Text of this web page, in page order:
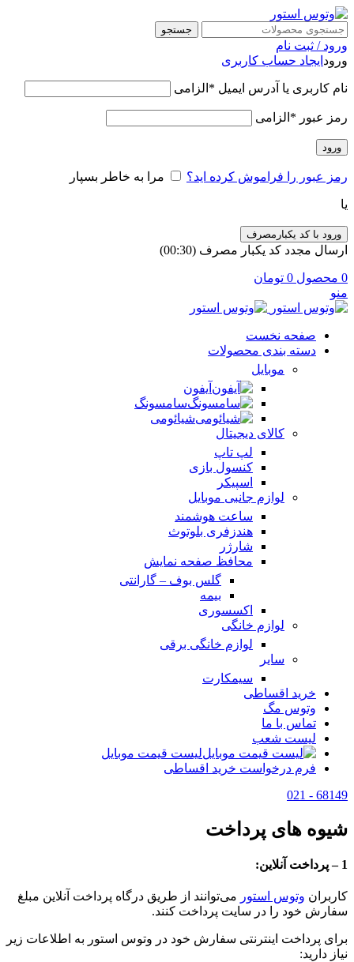
جستجو
ورود / ثبت نام
ورود ایجاد حساب کاربری
نام کاربری یا آدرس ایمیل * الزامی
رمز عبور * الزامی
ورود
رمز عبور را فراموش کرده اید؟ مرا به خاطر بسپار
یا
ورود با کد یکبارمصرف
ارسال مجدد کد یکبار مصرف (00:
30
)
0 محصول 0 تومان
منو
صفحه نخست
دسته بندی محصولات
موبایل
آیفون
سامسونگ
شیائومی
کالای دیجیتال
لپ تاپ
کنسول بازی
اسپیکر
لوازم جانبی موبایل
ساعت هوشمند
هندزفری بلوتوث
شارژر
محافظ صفحه نمایش
گلس بوف – گارانتی
بیمه
اکسسوری
لوازم خانگی
لوازم خانگی برقی
سایر
سیمکارت
خرید اقساطی
وتوس مگ
تماس با ما
لیست شعب
لیست قیمت موبایل
فرم درخواست خرید اقساطی
68149 - 021
شیوه های پرداخت
1 – پرداخت آنلاین:
کاربران وتوس استور می‌توانند از طریق درگاه پرداخت آنلاین مبلغ
سفارش خود را در سایت پرداخت کنند.
برای پرداخت اینترنتی سفارش خود در وتوس استور به اطلاعات زیر
نیاز دارید: